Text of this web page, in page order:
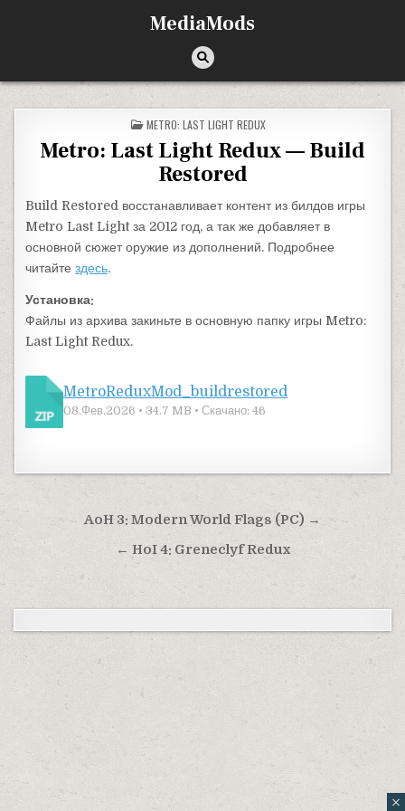
MediaMods
ОПУБЛИКОВАНО В
METRO: LAST LIGHT REDUX
Metro: Last Light Redux — Build
Restored
Build Restored восстанавливает контент из билдов игры
Metro Last Light за 2012 год, а так же добавляет в
основной сюжет оружие из дополнений. Подробнее
читайтездесь.
Установка:
Файлы из архива закиньте в основную папку игры Metro:
Last Light Redux.
MetroReduxMod_buildrestored
08.Фев.2026 • 34.7 MB • Скачано: 46
Навигация по записям
AoH 3: Modern World Flags (PC) →
← HoI 4: Greneclyf Redux